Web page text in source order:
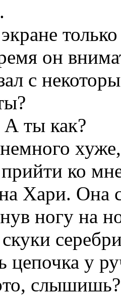
он
с
ты как?
ко
Хари. Она
ногу на
скуки
цепочка у